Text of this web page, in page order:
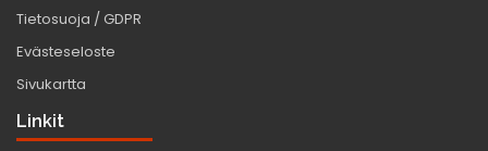
Tietosuoja / GDPR
Evästeseloste
Sivukartta
Linkit